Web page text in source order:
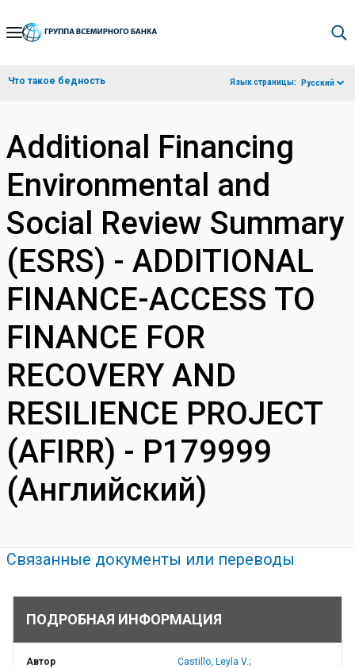
Skip
Navigation
Что такое бедность Язык страницы: Русский
Additional Financing
Environmental and
Social Review Summary
(ESRS) - ADDITIONAL
FINANCE-ACCESS TO
FINANCE FOR
RECOVERY AND
RESILIENCE PROJECT
(AFIRR) - P179999
(Английский)
Связанные документы или переводы
ПОДРОБНАЯ ИНФОРМАЦИЯ
Автор Castillo, Leyla V.;